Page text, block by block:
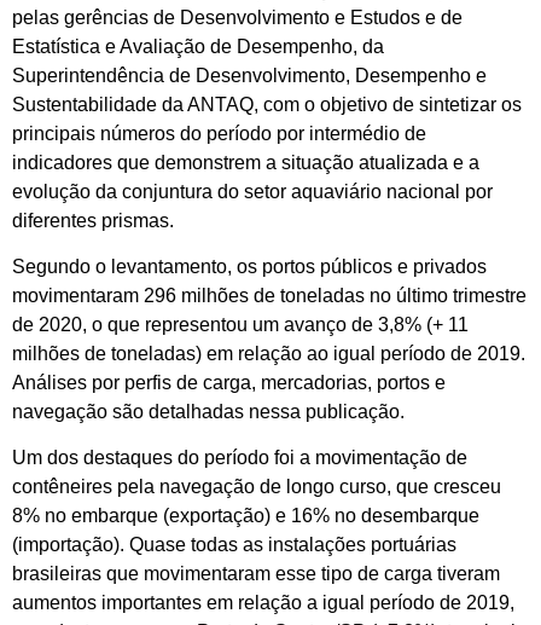
pelas gerências de Desenvolvimento e Estudos e de
Estatística e Avaliação de Desempenho, da
Superintendência de Desenvolvimento, Desempenho e
Sustentabilidade da ANTAQ, com o objetivo de sintetizar os
principais números do período por intermédio de
indicadores que demonstrem a situação atualizada e a
evolução da conjuntura do setor aquaviário nacional por
diferentes prismas.
Segundo o levantamento, os portos públicos e privados
movimentaram 296 milhões de toneladas no último trimestre
de 2020, o que representou um avanço de 3,8% (+ 11
milhões de toneladas) em relação ao igual período de 2019.
Análises por perfis de carga, mercadorias, portos e
navegação são detalhadas nessa publicação.
Um dos destaques do período foi a movimentação de
contêneires pela navegação de longo curso, que cresceu
8% no embarque (exportação) e 16% no desembarque
(importação). Quase todas as instalações portuárias
brasileiras que movimentaram esse tipo de carga tiveram
aumentos importantes em relação a igual período de 2019,